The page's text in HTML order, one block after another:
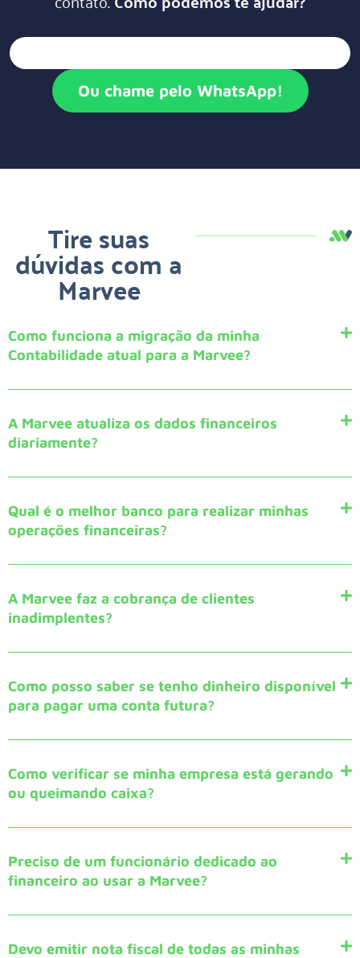
Ou chame pelo WhatsApp!
Tire suas
dúvidas com a
Marvee
Como funciona a migração da minha
Contabilidade atual para a Marvee?
A Marvee atualiza os dados financeiros
diariamente?
Qual é o melhor banco para realizar minhas
operações financeiras?
A Marvee faz a cobrança de clientes
inadimplentes?
Como posso saber se tenho dinheiro disponível
para pagar uma conta futura?
Como verificar se minha empresa está gerando
ou queimando caixa?
Preciso de um funcionário dedicado ao
financeiro ao usar a Marvee?
Devo emitir nota fiscal de todas as minhas